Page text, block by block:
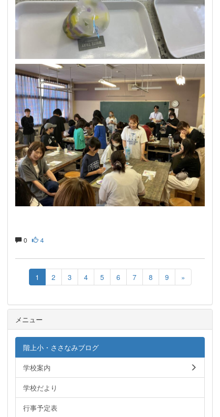
0 4
1 2 3 4 5 6 7 8 9 »
メニュー
階上小・ささなみブログ
学校案内
学校だより
行事予定表